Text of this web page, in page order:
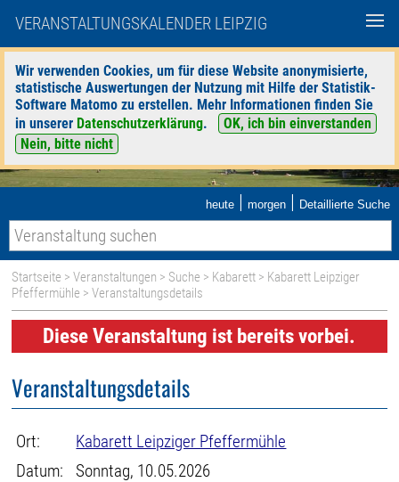
VERANSTALTUNGSKALENDER LEIPZIG
Wir verwenden Cookies, um für diese Website anonymisierte,
statistische Auswertungen der Nutzung mit Hilfe der Statistik-
Software Matomo zu erstellen. Mehr Informationen finden Sie
in unserer Datenschutzerklärung.
OK, ich bin einverstanden
Nein, bitte nicht
heute | morgen | Detaillierte Suche
Startseite >Veranstaltungen > Suche > Kabarett > Kabarett Leipziger
Pfeffermühle > Veranstaltungsdetails
Diese Veranstaltung ist bereits vorbei.
Veranstaltungsdetails
Ort:
Kabarett Leipziger Pfeffermühle
Datum:
Sonntag, 10.05.2026